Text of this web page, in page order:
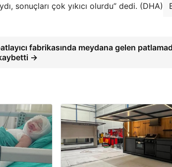
sonuçları çok yıkıcı olurdu” dedi. (DHA)
fabrikasında meydana gelen
→